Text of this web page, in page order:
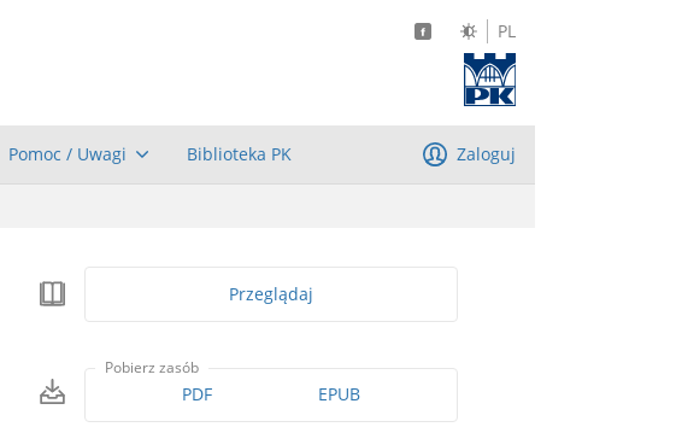
PL
Pomoc / Uwagi Biblioteka PK Zaloguj
Przeglądaj
Pobierz zasób
PDF EPUB